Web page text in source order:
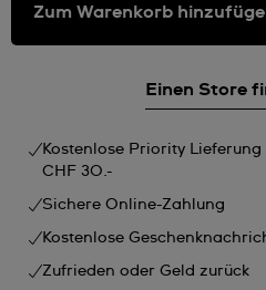
Zum Warenkorb
Einen Store
Kostenlose Priority
CHF 30.-
Sichere Online-Zahlung
Kostenlose
Zufrieden oder Geld zurück